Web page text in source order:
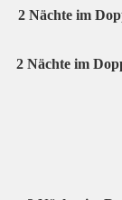
2 Nächte im
2 Nächte im